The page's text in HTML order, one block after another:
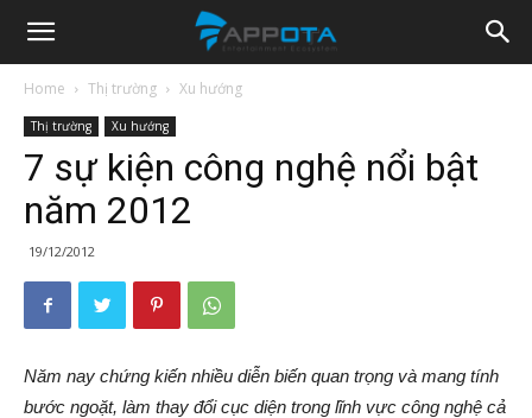
Appota
News
Home Thị trường Xu hướng
Thị trường Xu hướng
7 sự kiện công nghệ nổi bật
năm 2012
19/12/2012
Năm nay chứng kiến nhiều diễn biến quan trọng và mang tính
bước ngoặt, làm thay đổi cục diện trong lĩnh vực công nghệ cả